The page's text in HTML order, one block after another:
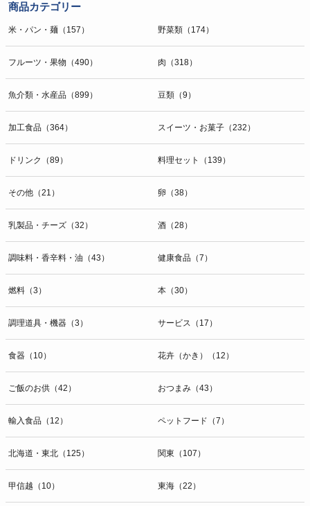
商品カテゴリー
米・パン・麺（157） 野菜類（174）
フルーツ・果物（490） 肉（318）
魚介類・水産品（899） 豆類（9）
加工食品（364） スイーツ・お菓子（232）
ドリンク（89） 料理セット（139）
その他（21） 卵（38）
乳製品・チーズ（32） 酒（28）
調味料・香辛料・油（43） 健康食品（7）
燃料（3） 本（30）
調理道具・機器（3） サービス（17）
食器（10） 花卉（かき）（12）
ご飯のお供（42） おつまみ（43）
輸入食品（12） ペットフード（7）
北海道・東北（125） 関東（107）
甲信越（10） 東海（22）